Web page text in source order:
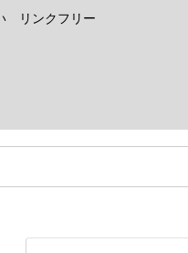
リンクフリー